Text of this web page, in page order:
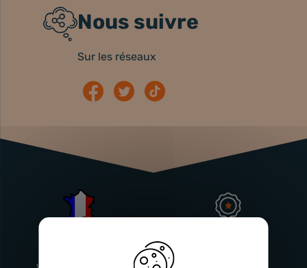
Nous suivre
Sur les réseaux